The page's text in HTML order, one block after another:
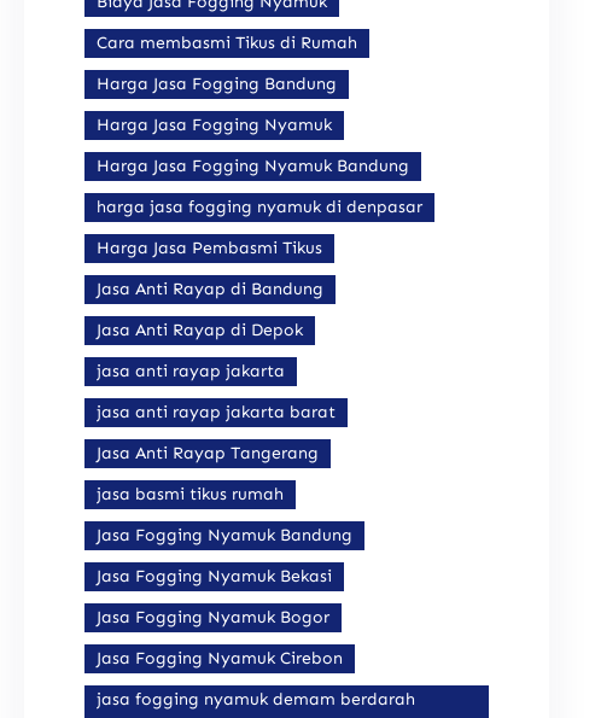
Cara membasmi Tikus di Rumah
Harga Jasa Fogging Bandung
Harga Jasa Fogging Nyamuk
Harga Jasa Fogging Nyamuk Bandung
harga jasa fogging nyamuk di denpasar
Harga Jasa Pembasmi Tikus
Jasa Anti Rayap di Bandung
Jasa Anti Rayap di Depok
jasa anti rayap jakarta
jasa anti rayap jakarta barat
Jasa Anti Rayap Tangerang
jasa basmi tikus rumah
Jasa Fogging Nyamuk Bandung
Jasa Fogging Nyamuk Bekasi
Jasa Fogging Nyamuk Bogor
Jasa Fogging Nyamuk Cirebon
jasa fogging nyamuk demam berdarah